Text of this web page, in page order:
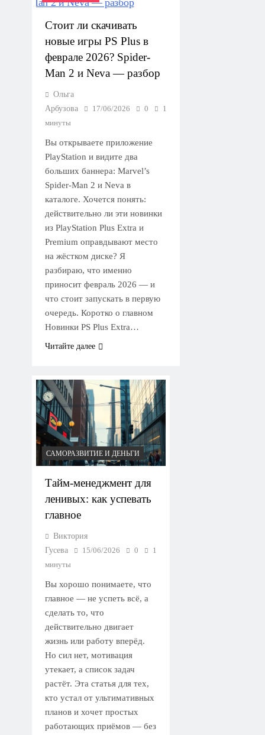
Стоит ли скачивать
новые игры PS Plus в
феврале 2026? Spider-
Man 2 и Neva — разбор
Ольга
Арбузова
17/06/2026 0
1
минуты
Вы открываете приложение
PlayStation и видите два
больших баннера: Marvel’s
Spider-Man 2 и Neva в
каталоге. Хочется понять:
действительно ли эти новинки
из PlayStation Plus Extra и
Premium оправдывают место
на жёстком диске? Я
разбираю, что именно
приносит февраль 2026 — и
что стоит запускать в первую
очередь. Коротко о главном
Новинки PS Plus Extra…
Читайте далее
САМОРАЗВИТИЕ И ДЕНЬГИ
Тайм-менеджмент для
ленивых: как успевать
главное
Виктория
Гусева
15/06/2026 0
1
минуты
Вы хорошо понимаете, что
главное — не успеть всё, а
сделать то, что
действительно двигает
жизнь или работу вперёд.
Но сил нет, мотивация
утекает, а список задач
растёт. Эта статья для тех,
кто устал от ультимативных
планов и хочет простых
работающих приёмов — без